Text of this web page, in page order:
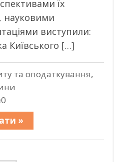
їх
науковими
виступили:
Київського […]
та оподаткування,
0
»